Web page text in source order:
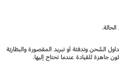
الشّحن وتدفئة أو تبريد المقصورة والبطّاريّة
جاهزة للقيادة عندما تحتاج إليها.